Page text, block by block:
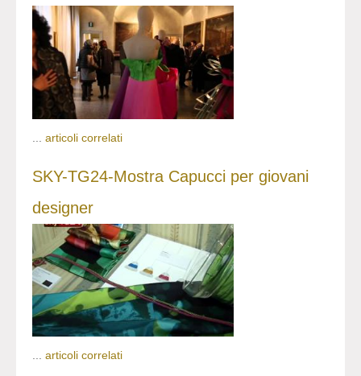
articoli correlati
SKY-TG24-Mostra Capucci per giovani
designer
... articoli correlati